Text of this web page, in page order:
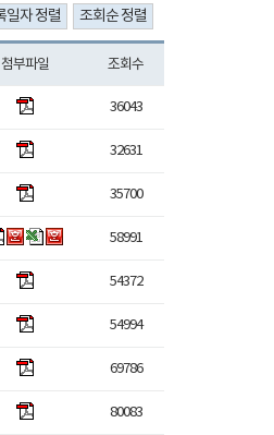
첨부파일 조회수
36043
32631
35700
58991
54372
54994
69786
80083